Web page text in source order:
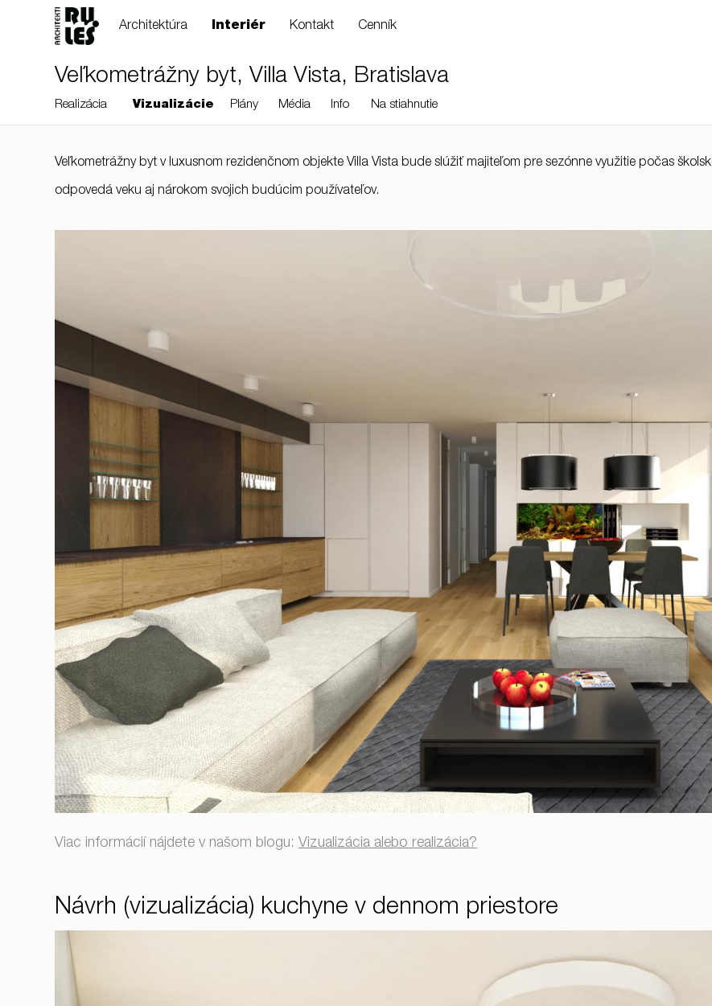
Architektúra Interiér Kontakt Cenník
Veľkometrážny byt, Villa Vista, Bratislava
Realizácia Vizualizácie Plány Média Info Na stiahnutie
Veľkometrážny byt v luxusnom rezidenčnom objekte Villa Vista bude slúžiť majiteľom pre sezónne využitie počas
odpovedá veku aj nárokom svojich budúcim používateľov.
Viac informácií nájdete v našom blogu: Vizualizácia alebo realizácia?
Návrh (vizualizácia) kuchyne v dennom priestore
RULES, s.r.o., Klincová